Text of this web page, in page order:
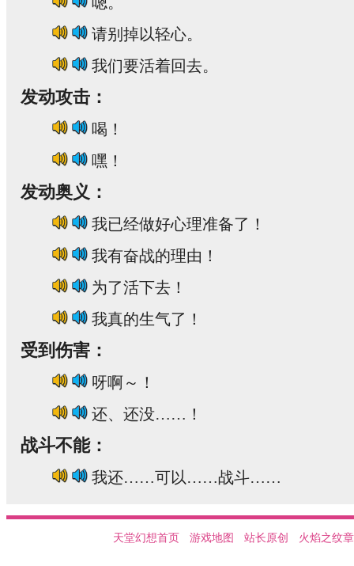
请别掉以轻心。
我们要活着回去。
发动攻击：
喝！
嘿！
发动奥义：
我已经做好心理准备了！
我有奋战的理由！
为了活下去！
我真的生气了！
受到伤害：
呀啊～！
还、还没……！
战斗不能：
我还……可以……战斗……
天堂幻想首页 游戏地图 站长原创 火焰之纹